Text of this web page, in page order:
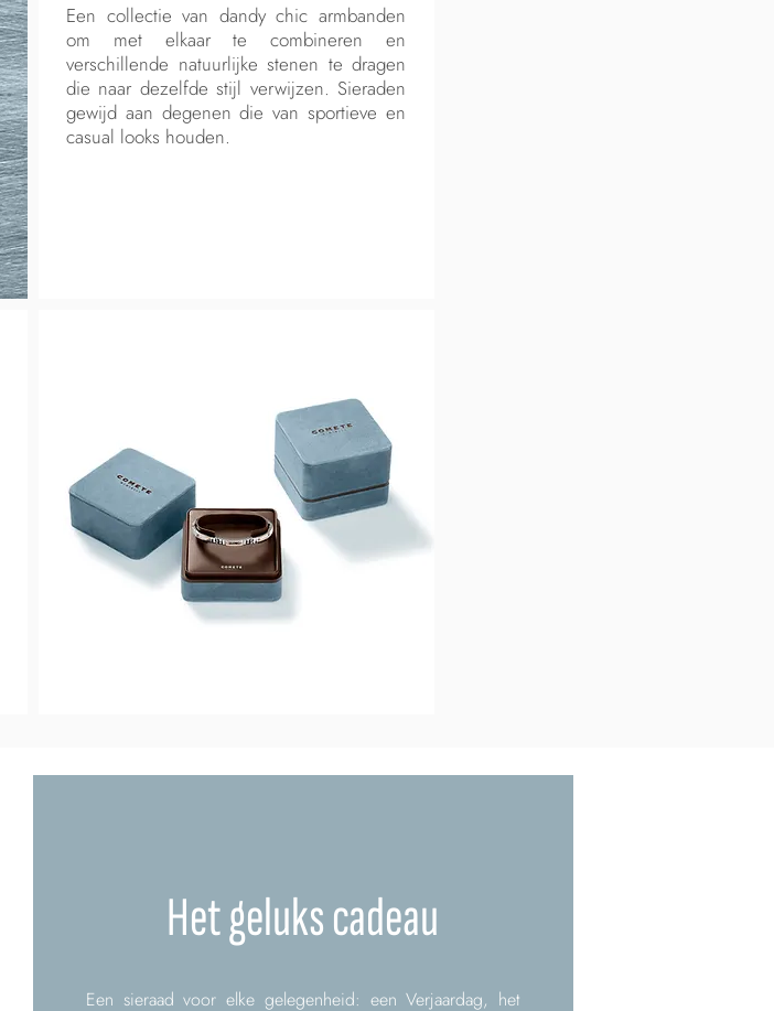
Een collectie van dandy chic armbanden
om met elkaar te combineren en
verschillende natuurlijke stenen te dragen
die naar dezelfde stijl verwijzen. Sieraden
gewijd aan degenen die van sportieve en
casual looks houden.
Het geluks cadeau
Een sieraad voor elke gelegenheid: een Verjaardag, het